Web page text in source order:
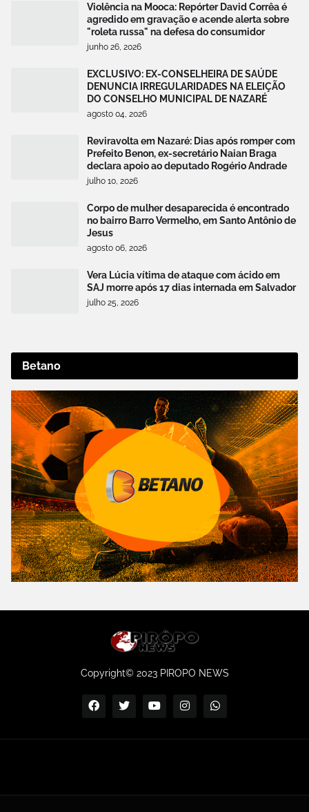
Violência na Mooca: Repórter David Corrêa é
agredido em gravação e acende alerta sobre
"roleta russa" na defesa do consumidor
junho 26, 2026
EXCLUSIVO: EX-CONSELHEIRA DE SAÚDE
DENUNCIA IRREGULARIDADES NA ELEIÇÃO
DO CONSELHO MUNICIPAL DE NAZARÉ
agosto 04, 2026
Reviravolta em Nazaré: Dias após romper com
Prefeito Benon, ex-secretário Naian Braga
declara apoio ao deputado Rogério Andrade
julho 10, 2026
Corpo de mulher desaparecida é encontrado
no bairro Barro Vermelho, em Santo Antônio de
Jesus
agosto 06, 2026
Vera Lúcia vítima de ataque com ácido em
SAJ morre após 17 dias internada em Salvador
julho 25, 2026
Betano
Copyright© 2023 PIROPO NEWS